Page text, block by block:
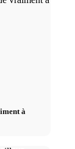
à